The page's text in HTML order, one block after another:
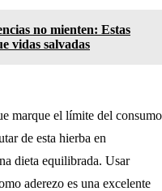
no mienten: Estas
vidas salvadas
marque el límite del consumo
de esta hierba en
dieta equilibrada. Usar
aderezo es una excelente